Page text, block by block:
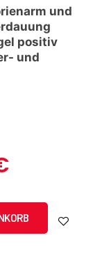
und
positiv
und